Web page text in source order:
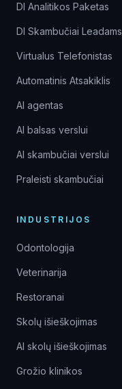
DI Analitikos Paketas
DI Skambučiai Leadams
Virtualus Telefonistas
Automatinis Atsakiklis
AI agentas
AI balsas verslui
AI skambučiai verslui
Praleisti skambučiai
INDUSTRIJOS
Odontologija
Veterinarija
Restoranai
Skolų išieškojimas
AI skolų išieškojimas
Grožio klinikos